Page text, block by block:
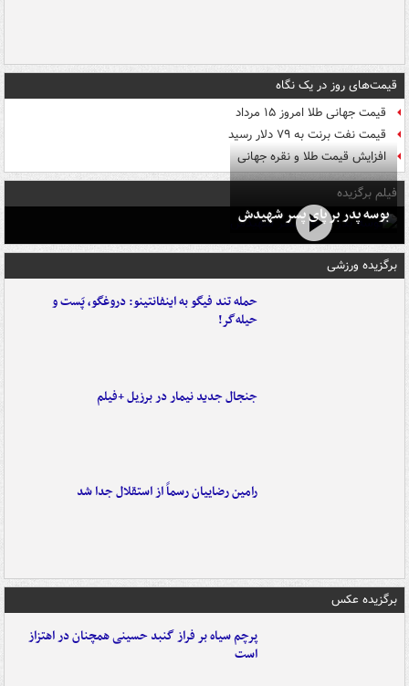
قیمت‌های روز در یک نگاه
قیمت جهانی طلا امروز ۱۵ مرداد
قیمت نفت برنت به ۷۹ دلار رسید
افزایش قیمت طلا و نقره جهانی
فیلم برگزیده
بوسه‌ پدر بر پای پسر شهیدش
برگزیده ورزشی
حمله تند فیگو به اینفانتینو: دروغگو، پَست‌ و
حیله‌گر!
جنجال جدید نیمار در برزیل +فیلم
رامین رضاییان رسماً از استقلال جدا شد
برگزیده عکس
پرچم سیاه بر فراز گنبد حسینی همچنان در اهتزاز
است